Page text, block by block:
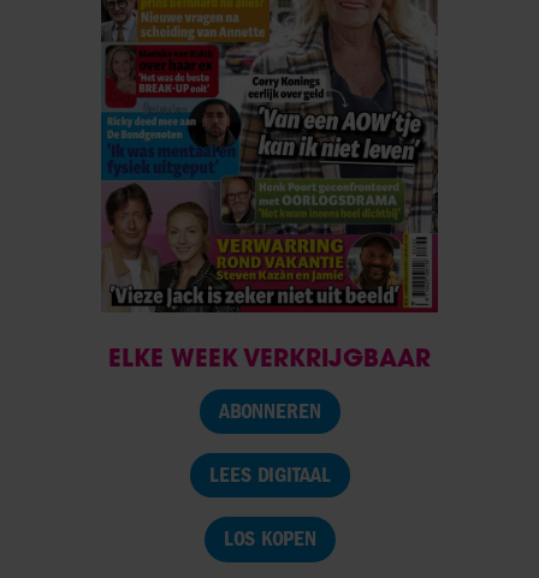
ELKE WEEK VERKRIJGBAAR
ABONNEREN
LEES DIGITAAL
LOS KOPEN